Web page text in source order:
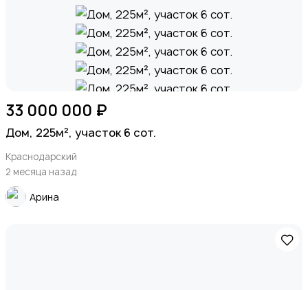
33 000 000 ₽
Дом, 225м², участок 6 сот.
Краснодарский
2 месяца назад
Арина